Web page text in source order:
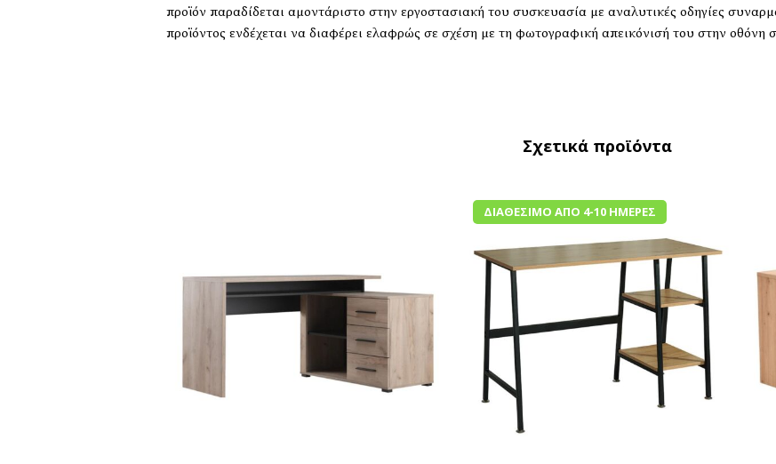
προϊόν παραδίδεται αμοντάριστο στην εργοστασιακή του συσκευασία με αναλυτικές οδηγίες
προϊόντος ενδέχεται να διαφέρει ελαφρώς σε σχέση με τη φωτογραφική απεικόνισή του στην οθόνη
Σχετικά προϊόντα
ΔΙΑΘΈΣΙΜΟ ΑΠΌ 4-10 ΗΜΈΡΕΣ